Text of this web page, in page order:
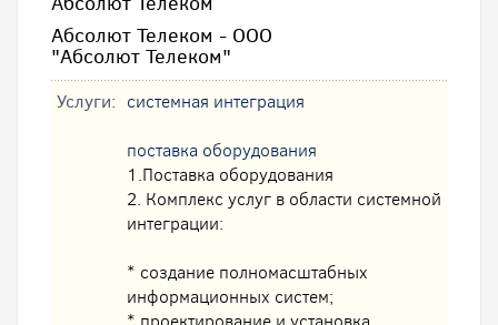
Абсолют Телеком - ООО
"Абсолют Телеком"
Услуги: системная интеграция
поставка оборудования
1.Поставка оборудования
2. Комплекс услуг в области системной
интеграции:
* создание полномасштабных
информационных систем;